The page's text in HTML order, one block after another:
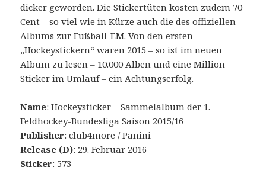
dicker geworden. Die Stickertüten kosten zudem 70
Cent – so viel wie in Kürze auch die des offiziellen
Albums zur Fußball-EM. Von den ersten
„Hockeystickern“ waren 2015 – so ist im neuen
Album zu lesen – 10.000 Alben und eine Million
Sticker im Umlauf – ein Achtungserfolg.
Name: Hockeysticker – Sammelalbum der 1.
Feldhockey-Bundesliga Saison 2015/16
Publisher: club4more / Panini
Release (D): 29. Februar 2016
Sticker: 573